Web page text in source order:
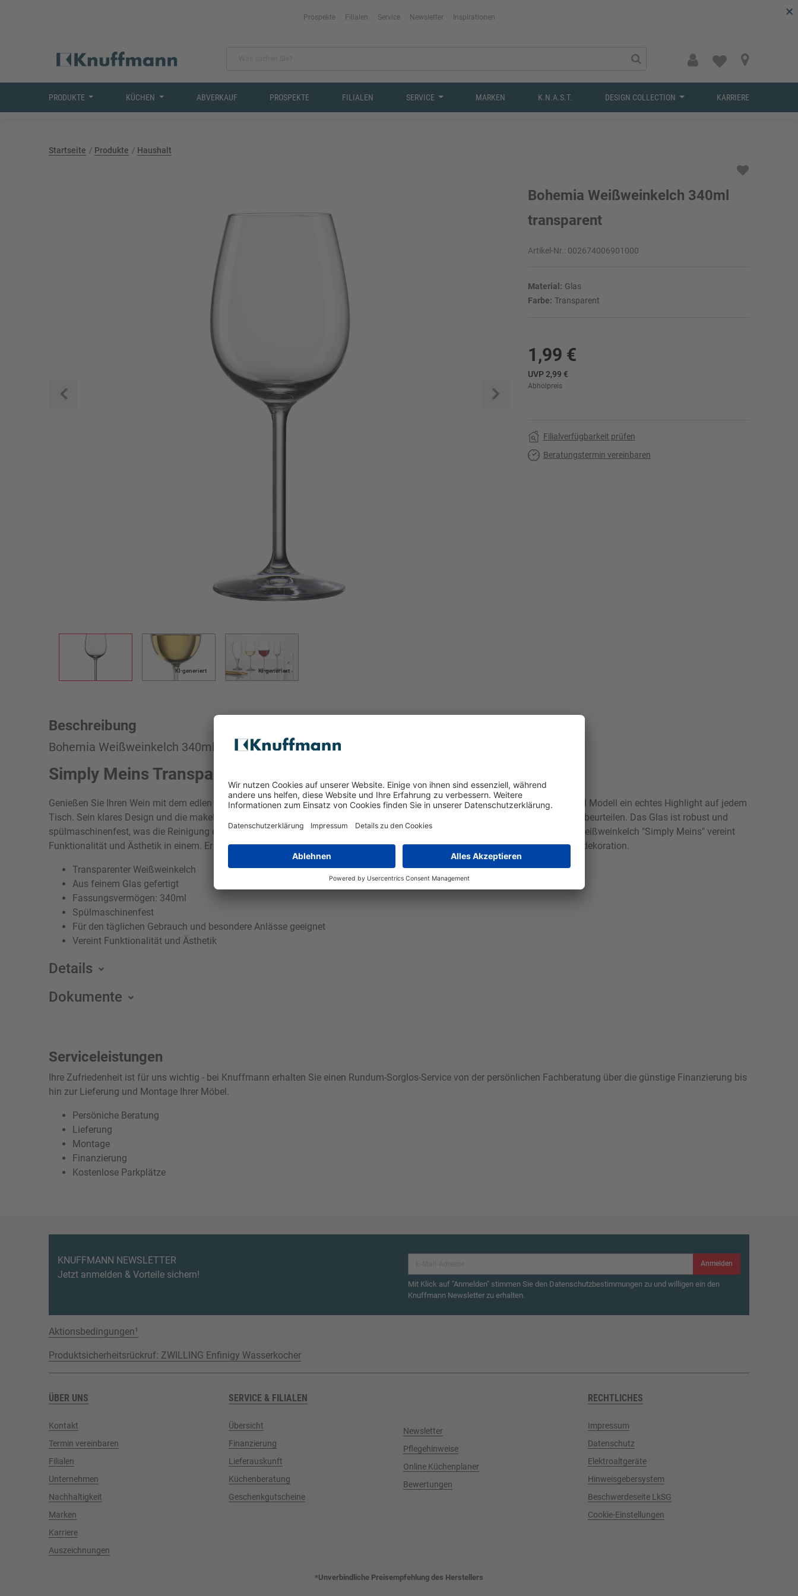
×
Prospekte Filialen Service Newsletter Inspirationen
PRODUKTE KÜCHEN ABVERKAUF PROSPEKTE FILIALEN SERVICE MARKEN K.N.A.S.T. DESIGN COLLECTION KARRIERE
Startseite Produkte Haushalt
Zurück
KI-generiert KI-generiert
Bohemia Weißweinkelch 340ml
transparent
Artikel-Nr.: 002674006901000
Material: Glas
Farbe: Transparent
1,99 €
UVP 2,99 €
Abholpreis
Filialverfügbarkeit prüfen
Beratungstermin vereinbaren
Beschreibung
Bohemia Weißweinkelch 340ml transparent
Simply Meins Transparenter Weißweinkelch
Genießen Sie Ihren Wein mit dem edlen transparenten Weißweinkelch "Simply Meins". Aus feinem Glas gefertigt, ist dieses 340ml Modell ein echtes Highlight auf jedem
Tisch. Sein klares Design und die makellose Transparenz ermöglichen es Ihnen, die Farbe und Konsistenz des Weines perfekt zu beurteilen. Das Glas ist robust und
spülmaschinenfest, was die Reinigung erleichtert. Ob für den täglichen Gebrauch oder für besondere Anlässe, der transparente Weißweinkelch "Simply Meins" vereint
Funktionalität und Ästhetik in einem. Er ist nicht nur ein praktisches Utensil, sondern auch ein stilvolles Accessoire für jede Tischdekoration.
Transparenter Weißweinkelch
Aus feinem Glas gefertigt
Fassungsvermögen: 340ml
Spülmaschinenfest
Für den täglichen Gebrauch und besondere Anlässe geeignet
Vereint Funktionalität und Ästhetik
Details
Dokumente
Serviceleistungen
Ihre Zufriedenheit ist für uns wichtig - bei Knuffmann erhalten Sie einen Rundum-Sorglos-Service von der persönlichen Fachberatung über die günstige Finanzierung bis
hin zur Lieferung und Montage Ihrer Möbel.
Persöniche Beratung
Lieferung
Montage
Finanzierung
Kostenlose Parkplätze
KNUFFMANN NEWSLETTER
Jetzt anmelden & Vorteile sichern!
Anmelden
Mit Klick auf "Anmelden" stimmen Sie den Datenschutzbestimmungen zu und willigen ein den
Knuffmann Newsletter zu erhalten.
Aktionsbedingungen¹
Produktsicherheitsrückruf: ZWILLING Enfinigy Wasserkocher
ÜBER UNS
Kontakt
Termin vereinbaren
Filialen
Unternehmen
Nachhaltigkeit
Marken
Karriere
Auszeichnungen
SERVICE & FILIALEN
Übersicht
Finanzierung
Lieferauskunft
Küchenberatung
Geschenkgutscheine
Newsletter
Pflegehinweise
Online Küchenplaner
Bewertungen
RECHTLICHES
Impressum
Datenschutz
Elektroaltgeräte
Hinweisgebersystem
Beschwerdeseite LkSG
Cookie-Einstellungen
*Unverbindliche Preisempfehlung des Herstellers